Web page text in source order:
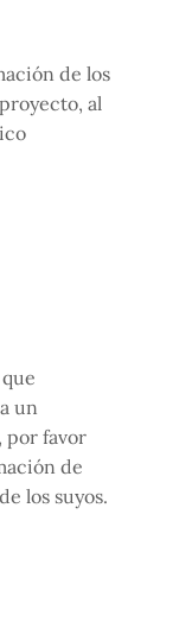
de los
al
un
por favor
de
los suyos.